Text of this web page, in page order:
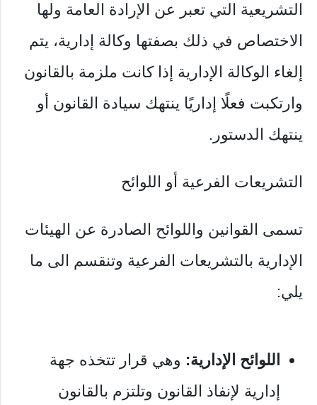
التشريعية التي تعبر عن الإرادة العامة ولها
الاختصاص في ذلك بصفتها وكالة إدارية، يتم
إلغاء الوكالة الإدارية إذا كانت ملزمة بالقانون
وارتكبت فعلًا إداريًا ينتهك سيادة القانون أو
ينتهك الدستور.
التشريعات الفرعية أو اللوائح
تسمى القوانين واللوائح الصادرة عن الهيئات
الإدارية بالتشريعات الفرعية وتنقسم الى ما
يلي:
اللوائح الإدارية: وهي قرار تتخذه جهة
إدارية لإنفاذ القانون وتلتزم بالقانون